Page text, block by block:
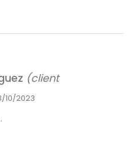
(client
10/2023